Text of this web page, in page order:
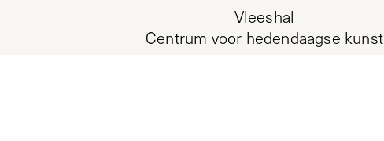
Vleeshal
Centrum voor hedendaagse kunst